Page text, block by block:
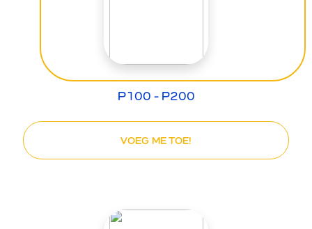
P100 - P200
VOEG ME TOE!